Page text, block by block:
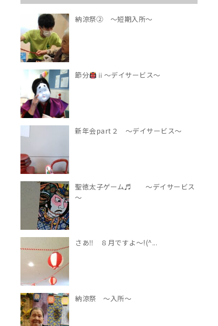
納涼祭② ～短期入所～
節分 ⅱ～デイサービス～
新年会part２ ～デイサービス～
聖徳太子ゲーム♬ ～デイサービス
～
さあ‼ ８月ですよ～!(^...
納涼祭 ～入所～